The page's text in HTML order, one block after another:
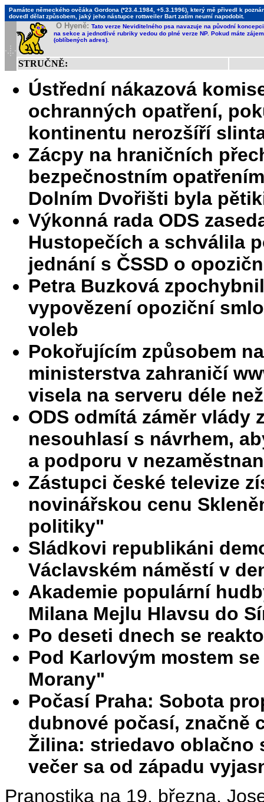
Památce německého ovčáka Gordona (*23.4.1984, +5.3.1996), který mě přivedl k
dovedl dělat způsobem, jaký jeho nástupce rottweiler Bart zatím neumí napodobit.
O Hyeně: Tato verze Neviditelného psa navazuje na původní
na sekce a jednotlivé rubriky vedou do plné verze NP. Pokud máte
(oblíbených adres).
STRUČNĚ:
Ústřední nákazová
ochranných opatření,
kontinentu nerozšíří
Zácpy na hraničních
bezpečnostním
Dolním Dvořišti byla
Výkonná rada ODS
Hustopečích a schválila
jednání s ČSSD o
Petra Buzková
vypovězení opoziční
voleb
Pokořujícím způsobem
ministerstva zahraničí
visela na serveru déle
ODS odmítá záměr vlády
nesouhlasí s návrhem,
a podporu v
Zástupci české televize
novinářskou cenu
politiky"
Sládkovi republikáni
Václavském náměstí v
Akademie populární
Milana Mejlu Hlavsu do
Po deseti dnech se
Pod Karlovým mostem
Morany"
Počasí Praha: Sobota
dubnové počasí, značně
Žilina: striedavo oblačno
večer sa od západu
Pranostika na 19. března,